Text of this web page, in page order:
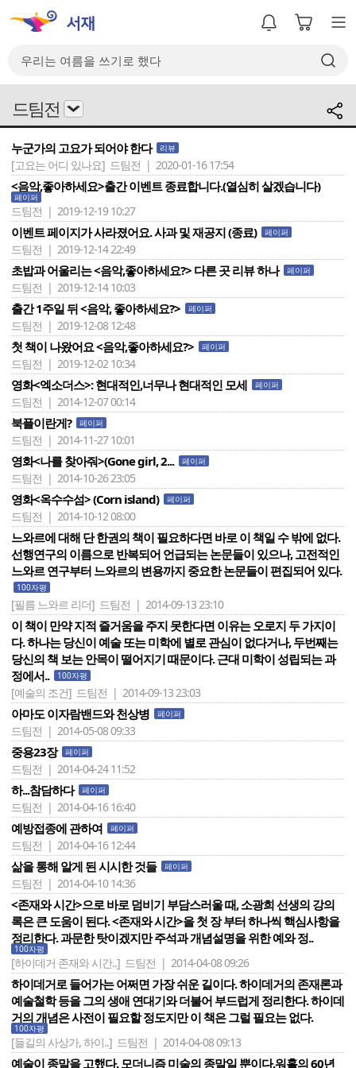
드팀전
누군가의 고요가 되어야 한다 리뷰
[고요는 어디 있나요] 드팀전 | 2020-01-16 17:54
<음악,좋아하세요>출간 이벤트 종료합니다.(열심히 살겠습니다)
페이퍼
드팀전 | 2019-12-19 10:27
이벤트 페이지가 사라졌어요. 사과 및 재공지 (종료) 페이퍼
드팀전 | 2019-12-14 22:49
초밥과 어울리는 <음악,좋아하세요?> 다른 곳 리뷰 하나 페이퍼
드팀전 | 2019-12-14 10:03
출간 1주일 뒤 <음악, 좋아하세요?> 페이퍼
드팀전 | 2019-12-08 12:48
첫 책이 나왔어요 <음악,좋아하세요?> 페이퍼
드팀전 | 2019-12-02 10:34
영화<엑소더스>: 현대적인,너무나 현대적인 모세 페이퍼
드팀전 | 2014-12-07 00:14
북플이란게? 페이퍼
드팀전 | 2014-11-27 10:01
영화<나를 찾아줘>(Gone girl, 2... 페이퍼
드팀전 | 2014-10-26 23:05
영화<옥수수섬> (Corn island) 페이퍼
드팀전 | 2014-10-12 08:00
느와르에 대해 단 한권의 책이 필요하다면 바로 이 책일 수 밖에 없다.
선행연구의 이름으로 반복되어 언급되는 논문들이 있으나, 고전적인
느와르 연구부터 느와르의 변용까지 중요한 논문들이 편집되어 있다.
100자평
[필름 느와르 리더] 드팀전 | 2014-09-13 23:10
이 책이 만약 지적 즐거움을 주지 못한다면 이유는 오로지 두 가지이
다. 하나는 당신이 예술 또는 미학에 별로 관심이 없다거나, 두번째는
당신의 책 보는 안목이 떨어지기 때문이다. 근대 미학이 성립되는 과
정에서..
100자평
[예술의 조건] 드팀전 | 2014-09-13 23:03
아마도 이자람밴드와 천상병 페이퍼
드팀전 | 2014-05-08 09:33
중용23장 페이퍼
드팀전 | 2014-04-24 11:52
하...참담하다 페이퍼
드팀전 | 2014-04-16 16:40
예방접종에 관하여 페이퍼
드팀전 | 2014-04-16 12:44
삶을 통해 알게 된 시시한 것들 페이퍼
드팀전 | 2014-04-10 14:36
<존재와 시간>으로 바로 덤비기 부담스러울 때, 소광희 선생의 강의
록은 큰 도움이 된다. <존재와 시간>을 첫 장 부터 하나씩 핵심사항을
정리한다. 과문한 탓이겠지만 주석과 개념설명을 위한 예와 정..
100자평
[하이데거 존재와 시간..] 드팀전 | 2014-04-08 09:26
하이데거로 들어가는 어쩌면 가장 쉬운 길이다. 하이데거의 존재론과
예술철학 등을 그의 생애 연대기와 더불어 부드럽게 정리한다. 하이데
거의 개념은 사전이 필요할 정도지만 이 책은 그럴 필요는 없다.
100자평
[들길의 사상가, 하이..] 드팀전 | 2014-04-08 09:13
예술이 종말을 고했다. 모더니즘 미술의 종말일 뿐이다.워홀의 60년